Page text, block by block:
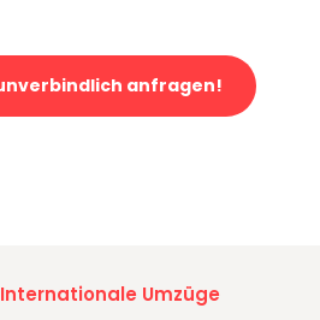
anfragen!
Umzüge